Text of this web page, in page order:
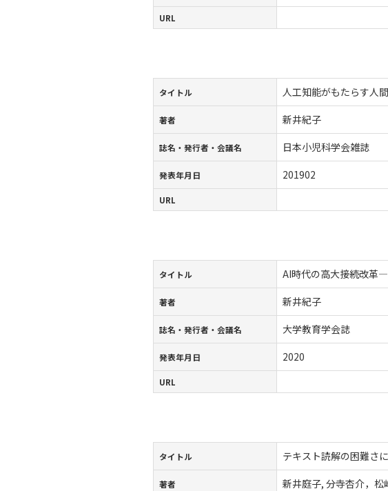
URL
タイトル 人工知能がもたらす人
著者 新井紀子
誌名・発行者・会議名 日本小児科学会雑誌
発表年月日 201902
URL
タイトル AI時代の高大接続改革
著者 新井紀子
誌名・発行者・会議名 大学教育学会誌
発表年月日 2020
URL
タイトル テキスト読解の困難さ
著者 新井庭子, 分寺杏介，松